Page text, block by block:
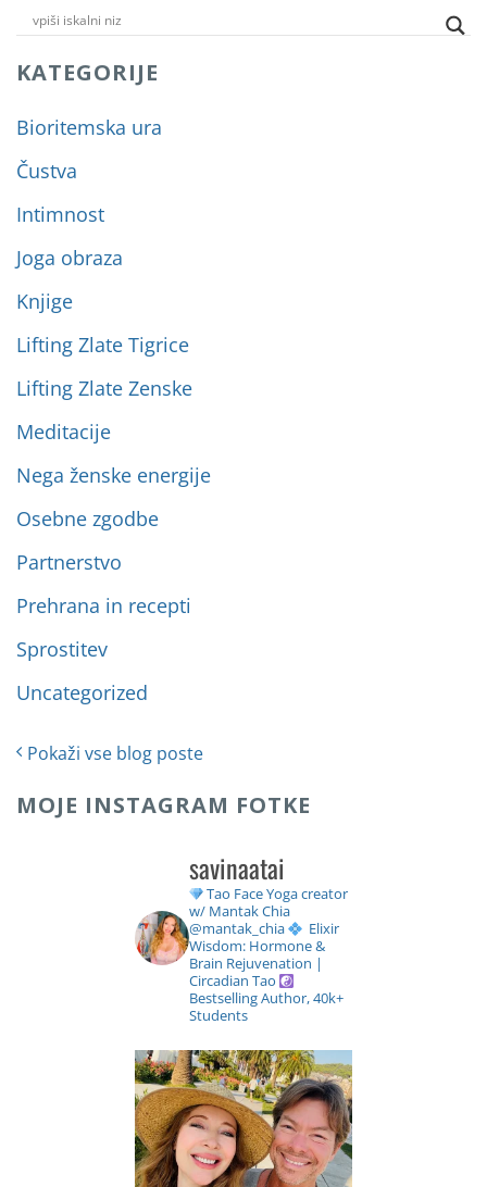
KATEGORIJE
Bioritemska ura
Čustva
Intimnost
Joga obraza
Knjige
Lifting Zlate Tigrice
Lifting Zlate Zenske
Meditacije
Nega ženske energije
Osebne zgodbe
Partnerstvo
Prehrana in recepti
Sprostitev
Uncategorized
Pokaži vse blog poste
MOJE INSTAGRAM FOTKE
savinaatai
Tao Face Yoga creator
w/ Mantak Chia
@mantak_chia
Elixir
Wisdom: Hormone &
Brain Rejuvenation |
Circadian Tao
Bestselling Author, 40k+
Students